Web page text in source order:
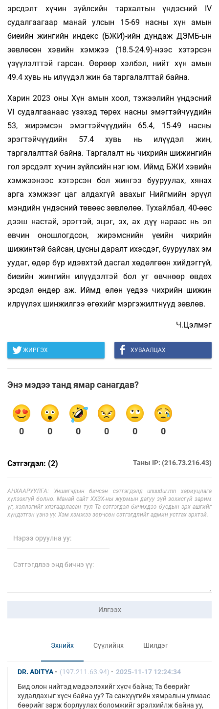
эрсдэлт хүчин зүйлсийн тархалтын үндэсний IV
судалгаагаар манай улсын 15-69 насны хүн амын
биеийн жингийн индекс (БЖИ)-ийн дундаж ДЭМБ-ын
зөвлөсөн хэвийн хэмжээ (18.5-24.9)-нээс хэтэрсэн
үзүүлэлттэй гарсан. Өөрөөр хэлбэл, нийт хүн амын
49.4 хувь нь илүүдэл жин ба таргалалттай байна.
Харин 2023 оны Хүн амын хоол, тэжээлийн үндэсний
VI судалгаанаас үзэхэд төрөх насны эмэгтэйчүүдийн
53, жирэмсэн эмэгтэйчүүдийн 65.4, 15-49 насны
эрэгтэйчүүдийн 57.4 хувь нь илүүдэл жин,
таргалалттай байна. Таргалалт нь чихрийн шижингийн
гол эрсдэлт хүчин зүйлсийн нэг юм. Иймд БЖИ хэвийн
хэмжээнээс хэтэрсэн бол жингээ бууруулах, хянах
арга хэмжээг цаг алдахгүй авахыг Нийгмийн эрүүл
мэндийн үндэсний төвөөс зөвлөлөө. Тухайлбал, 40-өөс
дээш настай, эрэгтэй, эцэг, эх, ах дүү нараас нь эл
өвчин оношлогдсон, жирэмснийн үеийн чихрийн
шижинтэй байсан, цусны даралт ихэсдэг, бууруулах эм
уудаг, өдөр бүр идэвхтэй дасгал хөдөлгөөн хийдэггүй,
биеийн жингийн илүүдэлтэй бол уг өвчнөөр өвдөх
эрсдэл өндөр аж. Иймд өлөн үедээ чихрийн шижин
илрүүлэх шинжилгээ өгөхийг мэргэжилтнүүд зөвлөв.
Ч.Цэлмэг
ЖИРГЭХ ХУВААЛЦАХ
Энэ мэдээ танд ямар санагдав?
0 0 0 0 0 0
Сэтгэгдэл: (2) Таны IP: (216.73.216.43)
АНХААРУУЛГА: Уншигчдын бичсэн сэтгэгдэлд unuudur.mn хариуцлага
хүлээхгүй болно. Манай сайт ХХЗХ-ны журмын дагуу зүй зохисгүй зарим
үг, хэллэгийг хязгаарласан тул Та сэтгэгдэл бичихдээ бусдын эрх ашгийг
хүндэтгэн үзнэ үү. Хэм хэмжээ зөрчсөн сэтгэгдлийг админ устгах эрхтэй.
Илгээх
Эхнийх Сүүлийнх Шилдэг
DR. ADITYA (197.211.63.94)
2025-11-17 12:24:34
Бид олон нийтэд мэдээлэхийг хүсч байна; Та бөөрийг
худалдахыг хүсч байна уу? Та санхүүгийн хямралын улмаас
бөөрийг зарж борлуулах боломжийг эрэлхийлж байна уу,